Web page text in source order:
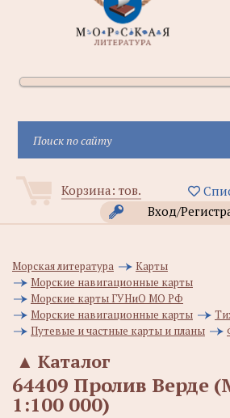
Корзина: тов.
Вход/
Морская литература
Карты
Морские навигационные карты
Морские карты ГУНиО МО РФ
Морские навигационные карты
Путевые и частные карты и планы
Каталог
▲
64409 Пролив Верде
1:100 000)